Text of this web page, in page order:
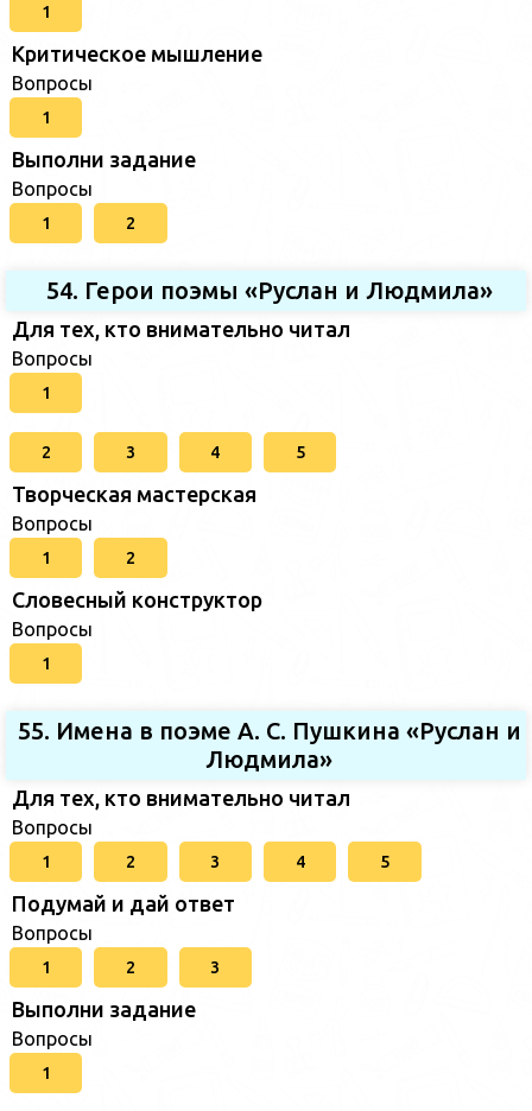
1
Критическое мышление
Вопросы
1
Выполни задание
Вопросы
1 2
54. Герои поэмы «Руслан и Людмила»
Для тех, кто внимательно читал
Вопросы
1
2 3 4 5
Творческая мастерская
Вопросы
1 2
Словесный конструктор
Вопросы
1
55. Имена в поэме А. С. Пушкина «Руслан и
Людмила»
Для тех, кто внимательно читал
Вопросы
1 2 3 4 5
Подумай и дай ответ
Вопросы
1 2 3
Выполни задание
Вопросы
1